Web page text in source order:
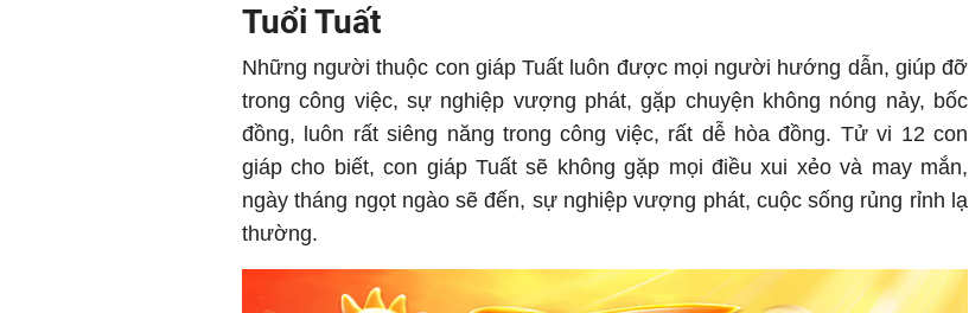
Tuổi Tuất
Những người thuộc con giáp Tuất luôn được mọi người hướng dẫn, giúp đỡ
trong công việc, sự nghiệp vượng phát, gặp chuyện không nóng nảy, bốc
đồng, luôn rất siêng năng trong công việc, rất dễ hòa đồng. Tử vi 12 con
giáp cho biết, con giáp Tuất sẽ không gặp mọi điều xui xẻo và may mắn,
ngày tháng ngọt ngào sẽ đến, sự nghiệp vượng phát, cuộc sống rủng rỉnh lạ
thường.